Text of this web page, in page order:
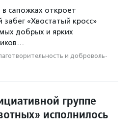
сапожках откроет
«Хвостатый кросс»
добрых и ярких
и доброволь­
группе
исполнилось